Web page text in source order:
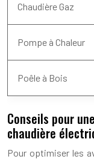
Chaudière Gaz
Pompe à Chaleur
Poêle à Bois
Conseils pour
chaudière
Pour optimiser les